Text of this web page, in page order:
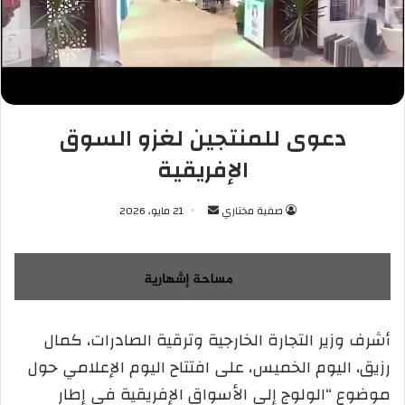
دعوى للمنتجين لغزو السوق
الإفريقية
صفية مختاري
س
ل
ب
د
21 مايو، 2026
أشرف وزير التجارة الخارجية وترقية الصادرات، كمال
رزيق، اليوم الخميس، على افتتاح اليوم الإعلامي حول
موضوع “الولوج إلى الأسواق الإفريقية في إطار